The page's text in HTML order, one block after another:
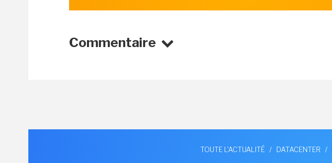
Commentaire
TOUTE L'ACTUALITÉ / DATACENTER /